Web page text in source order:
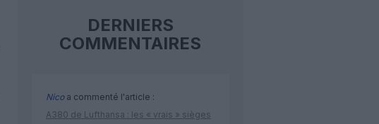
DERNIERS
COMMENTAIRES
Nicoa commenté l'article :
A380 de Lufthansa : les « vrais » sièges